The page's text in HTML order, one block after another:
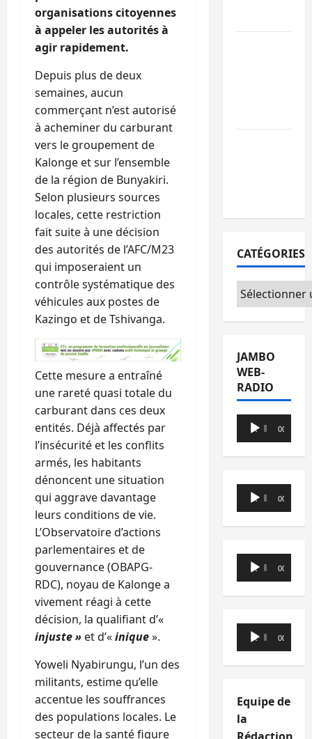
organisations citoyennes
à appeler les autorités à
agir rapidement.
Depuis plus de deux
semaines, aucun
commerçant n’est autorisé
à acheminer du carburant
vers le groupement de
Kalonge et sur l’ensemble
de la région de Bunyakiri.
Selon plusieurs sources
locales, cette restriction
fait suite à une décision
des autorités de l’AFC/M23
qui imposeraient un
contrôle systématique des
véhicules aux postes de
Kazingo et de Tshivanga.
Cette mesure a entraîné
une rareté quasi totale du
carburant dans ces deux
entités. Déjà affectés par
l’insécurité et les conflits
armés, les habitants
dénoncent une situation
qui aggrave davantage
leurs conditions de vie.
L’Observatoire d’actions
parlementaires et de
gouvernance (OBAPG-
RDC), noyau de Kalonge a
vivement réagi à cette
décision, la qualifiant d’«
injuste » et d’«inique».
Yoweli Nyabirungu, l’un des
militants, estime qu’elle
accentue les souffrances
des populations locales. Le
secteur de la santé figure
CATÉGORIES
Catégories
JAMBO
WEB-
RADIO
Lecteur
audio
00:00 00:00
Lecteur
audio
00:00 00:00
Lecteur
audio
00:00 00:00
Lecteur
audio
00:00 00:00
Equipe de
la